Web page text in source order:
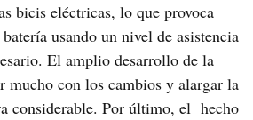
bicis eléctricas, lo que provoca
usando un nivel de asistencia
El amplio desarrollo de la
mucho con los cambios y alargar la
considerable. Por último, el hecho